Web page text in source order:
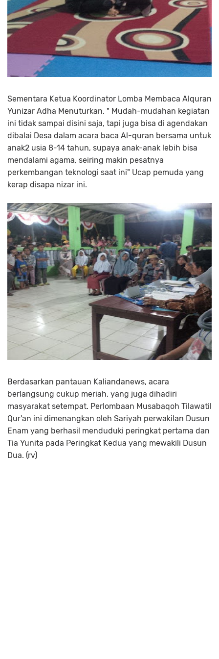
Sementara Ketua Koordinator Lomba Membaca Alquran
Yunizar Adha Menuturkan, " Mudah-mudahan kegiatan
ini tidak sampai disini saja, tapi juga bisa di agendakan
dibalai Desa dalam acara baca Al-quran bersama untuk
anak2 usia 8-14 tahun, supaya anak-anak lebih bisa
mendalami agama, seiring makin pesatnya
perkembangan teknologi saat ini" Ucap pemuda yang
kerap disapa nizar ini.
Berdasarkan pantauan Kaliandanews, acara
berlangsung cukup meriah, yang juga dihadiri
masyarakat setempat. Perlombaan Musabaqoh Tilawatil
Qur'an ini dimenangkan oleh Sariyah perwakilan Dusun
Enam yang berhasil menduduki peringkat pertama dan
Tia Yunita pada Peringkat Kedua yang mewakili Dusun
Dua. (rv)